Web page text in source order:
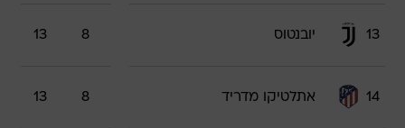
13 יובנטוס 8
13
14 אתלטיקו מדריד 8
13